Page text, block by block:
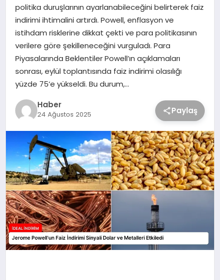
politika duruşlarının ayarlanabileceğini belirterek faiz
indirimi ihtimalini artırdı. Powell, enflasyon ve
istihdam risklerine dikkat çekti ve para politikasının
verilere göre şekilleneceğini vurguladı. Para
Piyasalarında Beklentiler Powell’ın açıklamaları
sonrası, eylül toplantısında faiz indirimi olasılığı
yüzde 75’e yükseldi. Bu durum,…
Haber
24 Ağustos 2025 Paylaş